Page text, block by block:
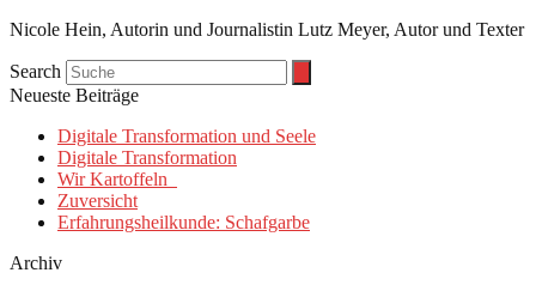
Nicole Hein, Autorin und Journalistin Lutz Meyer, Autor und Texter
Search
Neueste Beiträge
Digitale Transformation und Seele
Digitale Transformation
Wir Kartoffeln
Zuversicht
Erfahrungsheilkunde: Schafgarbe
Archiv